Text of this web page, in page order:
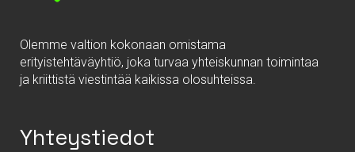
Olemme valtion kokonaan omistama
erityistehtäväyhtiö, joka turvaa yhteiskunnan toimintaa
ja kriittistä viestintää kaikissa olosuhteissa.
Yhteystiedot